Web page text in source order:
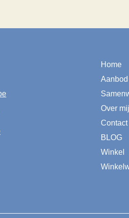
Home
Aanbod
Over mij
Contact
BLOG
Winkel